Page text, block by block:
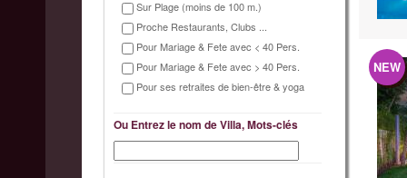
Sur Plage (moins de 100 m.)
Proche Restaurants, Clubs ...
Pour Mariage & Fete avec < 40 Pers.
Pour Mariage & Fete avec > 40 Pers.
Pour ses retraites de bien-être & yoga
Ou Entrez le nom de Villa, Mots-clés
NEW